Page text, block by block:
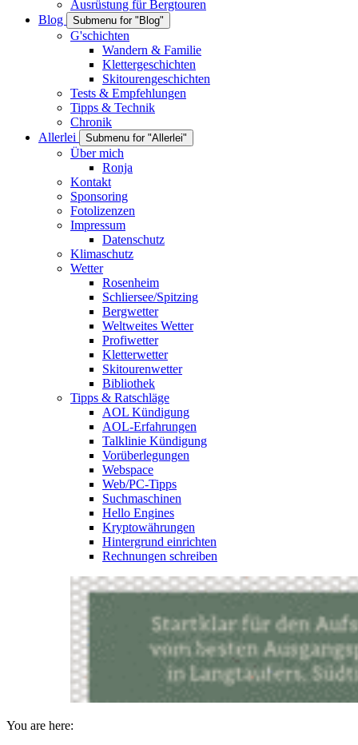
Ausrüstung für Bergtouren
Blog
Submenu for "Blog"
G'schichten
Wandern & Familie
Klettergeschichten
Skitourengeschichten
Tests & Empfehlungen
Tipps & Technik
Chronik
Allerlei
Submenu for "Allerlei"
Über mich
Ronja
Kontakt
Sponsoring
Fotolizenzen
Impressum
Datenschutz
Klimaschutz
Wetter
Rosenheim
Schliersee/Spitzing
Bergwetter
Weltweites Wetter
Profiwetter
Kletterwetter
Skitourenwetter
Bibliothek
Tipps & Ratschläge
AOL Kündigung
AOL-Erfahrungen
Talklinie Kündigung
Vorüberlegungen
Webspace
Web/PC-Tipps
Suchmaschinen
Hello Engines
Kryptowährungen
Hintergrund einrichten
Rechnungen schreiben
You are here: